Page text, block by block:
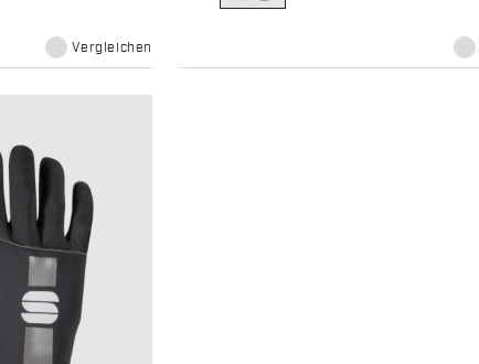
Vergleichen